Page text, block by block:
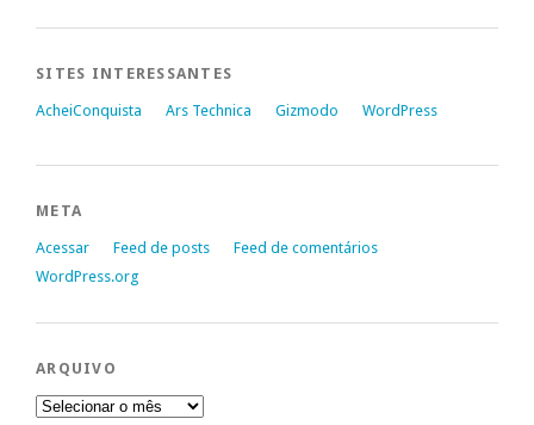
SITES INTERESSANTES
AcheiConquista Ars Technica Gizmodo WordPress
META
Acessar Feed de posts
Feed de comentários
WordPress.org
ARQUIVO
Arquivo